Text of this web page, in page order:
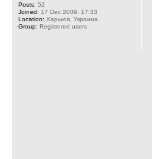
Posts: 52
Joined: 17 Dec 2009, 17:33
Location: Харьков, Украина
Group: Registered users